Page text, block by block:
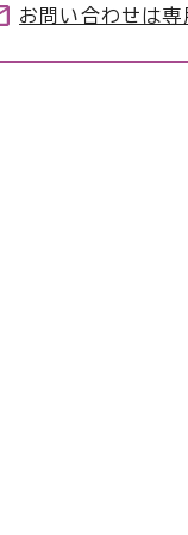
お問い合わせは専